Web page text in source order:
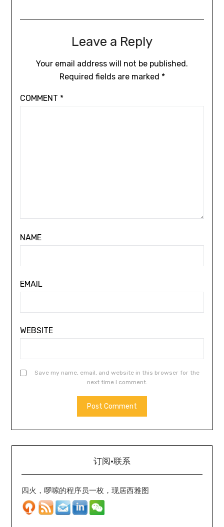
Leave a Reply
Your email address will not be published.
Required fields are marked *
COMMENT *
NAME
EMAIL
WEBSITE
Save my name, email, and website in this browser for the
next time I comment.
订阅·联系
四火，啰嗦的程序员一枚，现居西雅图